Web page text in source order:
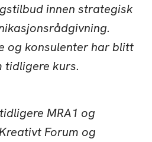
innen strategisk
og konsulenter har blitt
tidligere kurs.
MRA1 og
Forum og